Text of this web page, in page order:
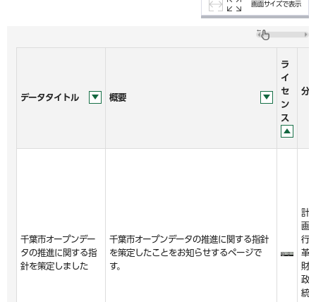
画面サイズで表示
データタイトル 概要
ラ
イ
セ
ン
ス
分
千葉市オープンデー
タの推進に関する指
針を策定しました
千葉市オープンデータの推進に関する指針
を策定したことをお知らせするページで
す。
計
画
行
革
財
政
統